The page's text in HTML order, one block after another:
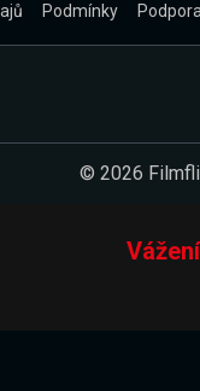
Podmínky Podpora
© 2026